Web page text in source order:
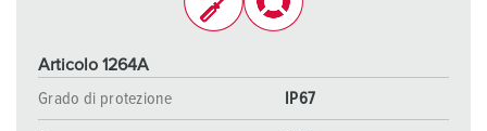
Articolo 1264A
Grado di protezione
IP67